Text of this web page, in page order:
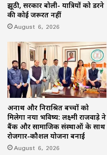
झूठी, सरकार बोली- यात्रियों को डरने
की कोई जरूरत नहीं
August 6, 2026
अनाथ और निराश्रित बच्चों को
मिलेगा नया भविष्य: लक्ष्मी राजवाड़े ने
बैंक और सामाजिक संस्थाओं के साथ
रोजगार-कौशल योजना बनाई
August 6, 2026